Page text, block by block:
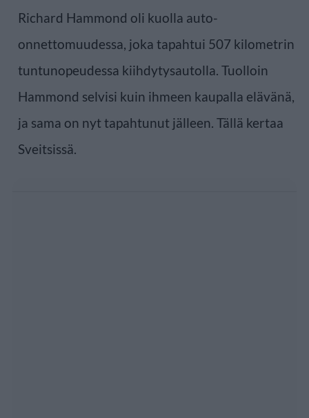
Richard Hammond oli kuolla auto-
onnettomuudessa, joka tapahtui 507 kilometrin
tuntunopeudessa kiihdytysautolla. Tuolloin
Hammond selvisi kuin ihmeen kaupalla elävänä,
ja sama on nyt tapahtunut jälleen. Tällä kertaa
Sveitsissä.